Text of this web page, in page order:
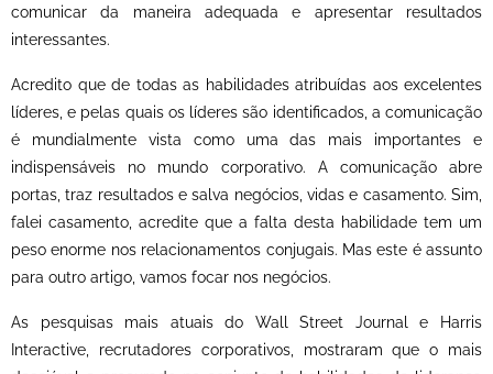
comunicar da maneira adequada e apresentar resultados
interessantes.
Acredito que de todas as habilidades atribuídas aos excelentes
líderes, e pelas quais os líderes são identificados, a comunicação
é mundialmente vista como uma das mais importantes e
indispensáveis no mundo corporativo. A comunicação abre
portas, traz resultados e salva negócios, vidas e casamento. Sim,
falei casamento, acredite que a falta desta habilidade tem um
peso enorme nos relacionamentos conjugais. Mas este é assunto
para outro artigo, vamos focar nos negócios.
As pesquisas mais atuais do Wall Street Journal e Harris
Interactive, recrutadores corporativos, mostraram que o mais